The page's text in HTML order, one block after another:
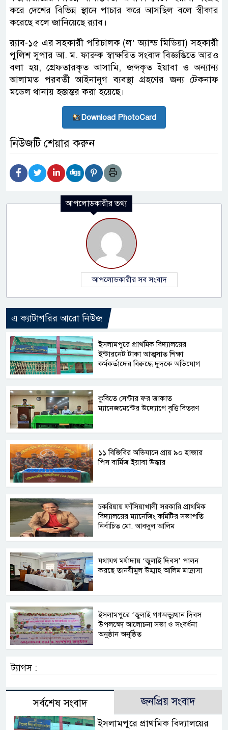
করে দেশের বিভিন্ন স্থানে পাচার করে আসছিল বলে স্বীকার
করেছে বলে জানিয়েছে র‌্যাব।
র‌্যাব-১৫ এর সহকারী পরিচালক (ল’ অ্যান্ড মিডিয়া) সহকারী
পুলিশ সুপার আ. ম. ফারুক স্বাক্ষরিত সংবাদ বিজ্ঞপ্তিতে আরও
বলা হয়, গ্রেফতারকৃত আসামি, জব্দকৃত ইয়াবা ও অন্যান্য
আলামত পরবর্তী আইনানুগ ব্যবস্থা গ্রহণের জন্য টেকনাফ
মডেল থানায় হস্তান্তর করা হয়েছে।
Download PhotoCard
নিউজটি শেয়ার করুন
আপলোডকারীর তথ্য
আপলোডকারীর সব সংবাদ
এ ক্যাটাগরির আরো নিউজ
​ইসলামপুরে প্রাথমিক বিদ্যালয়ের
ইন্টারনেট টাকা আত্মসাত শিক্ষা
কর্মকর্তাদের বিরুদ্ধে দুদকে অভিযোগ
কুবিতে সেন্টার ফর জাকাত
ম্যানেজমেন্টের উদ্যোগে বৃত্তি বিতরণ
১১ বিজিবির অভিযানে প্রায় ৯০ হাজার
পিস বার্মিজ ইয়াবা উদ্ধার
চকরিয়ায় ফাঁসিয়াখালী সরকারি প্রাথমিক
বিদ্যালয়ের ম্যানেজিং কমিটির সভাপতি
নির্বাচিত মো. আবদুল আলিম
যথাযথ মর্যাদায় ‘জুলাই দিবস’ পালন
করছে তানযীমুল উম্মাহ আলিম মাদ্রাসা
ইসলামপুরে ‘জুলাই গণঅভ্যুত্থান দিবস
উপলক্ষ্যে আলোচনা সভা ও সংবর্ধনা
অনুষ্ঠান অনুষ্ঠিত
ট্যাগস :
সর্বশেষ সংবাদ জনপ্রিয় সংবাদ
​ইসলামপুরে প্রাথমিক বিদ্যালয়ের